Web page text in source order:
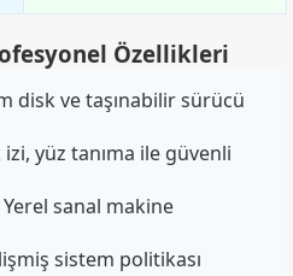
Özellikleri
disk ve taşınabilir sürücü
yüz tanıma ile güvenli
Yerel sanal makine
sistem politikası